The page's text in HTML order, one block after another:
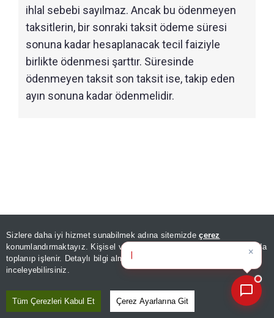
Sizlere daha iyi hizmet sunabilmek adına sitemizdeçerez
konumlandırmaktayız. Kişisel verileriniz, KVKK ve GDPR kapsamında
toplanıp işlenir. Detaylı bilgi almak için
inceleyebilirsiniz.
Tüm Çerezleri Kabul Et Çerez Ayarlarına Git
ihlal sebebi sayılmaz. Ancak bu ödenmeyen
taksitlerin, bir sonraki taksit ödeme süresi
sonuna kadar hesaplanacak tecil faiziyle
birlikte ödenmesi şarttır. Süresinde
ödenmeyen taksit son taksit ise, takip eden
ayın sonuna kadar ödenmelidir.
×
Bugünün öne çıkan manşetleri